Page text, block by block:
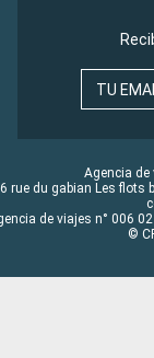
TU
Agencia de
rue du gabian Les flots
de viajes n° 006
©